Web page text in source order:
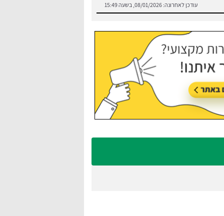
עודכן לאחרונה:08/01/2026, בשעה 15:49
עודכן לאחרונה: 21/07/2026, בשעה 13:05